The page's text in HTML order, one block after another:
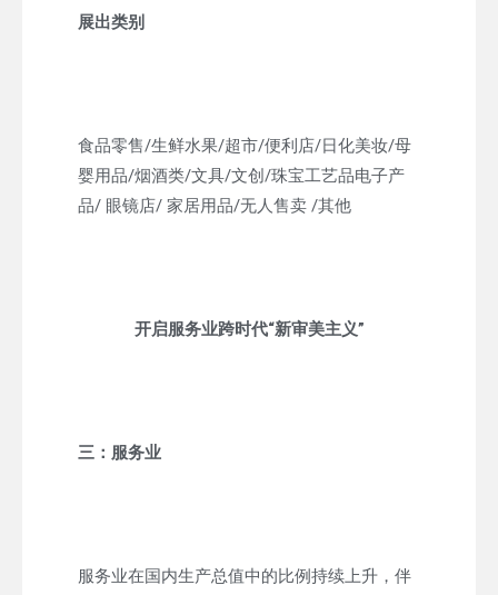
展出类别
食品零售/生鲜水果/超市/便利店/日化美妆/母
婴用品/烟酒类/文具/文创/珠宝工艺品电子产
品/ 眼镜店/ 家居用品/无人售卖 /其他
开启服务业跨时代“新审美主义”
三：服务业
服务业在国内生产总值中的比例持续上升，伴